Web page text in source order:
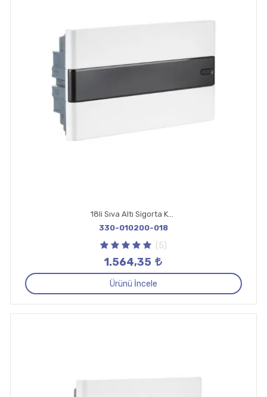
18li Sıva Altı Sigorta Kutusu
330-010200-018
(5)
1.564,35
Ürünü İncele